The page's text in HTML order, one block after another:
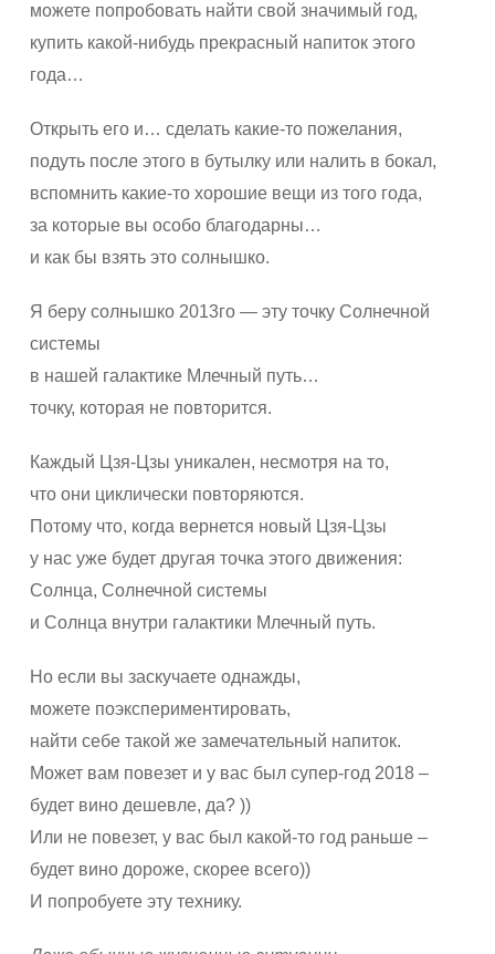
можете попробовать найти свой значимый год,
купить какой-нибудь прекрасный напиток этого
года…
Открыть его и… сделать какие-то пожелания,
подуть после этого в бутылку или налить в бокал,
вспомнить какие-то хорошие вещи из того года,
за которые вы особо благодарны…
и как бы взять это солнышко.
Я беру солнышко 2013го — эту точку Солнечной
системы
в нашей галактике Млечный путь…
точку, которая не повторится.
Каждый Цзя-Цзы уникален, несмотря на то,
что они циклически повторяются.
Потому что, когда вернется новый Цзя-Цзы
у нас уже будет другая точка этого движения:
Солнца, Солнечной системы
и Солнца внутри галактики Млечный путь.
Но если вы заскучаете однажды,
можете поэкспериментировать,
найти себе такой же замечательный напиток.
Может вам повезет и у вас был супер-год 2018 –
будет вино дешевле, да? ))
Или не повезет, у вас был какой-то год раньше –
будет вино дороже, скорее всего))
И попробуете эту технику.